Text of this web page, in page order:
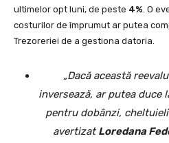
ultimelor opt luni, de peste 4%. O
costurilor de împrumut ar putea
Trezoreriei de a gestiona datoria.
„Dacă această
inversează, ar putea duce
pentru dobânzi,
avertizatLoredana